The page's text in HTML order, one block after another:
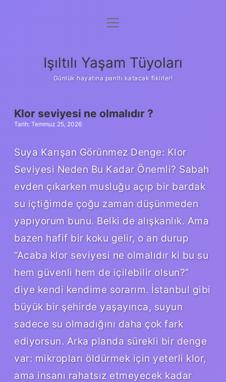
Anasayfa
Yasal Uyarı
menüyü
Işıltılı Yaşam Tüyoları
Günlük hayatına parıltı katacak fikirler!
IŞILTILI
TÜYOLARI
YAZILAR
Klor seviyesi ne olmalıdır ?
Tarih: Temmuz 25, 2026
Suya Karışan Görünmez Denge: Klor
Seviyesi Neden Bu Kadar Önemli? Sabah
evden çıkarken musluğu açıp bir bardak
su içtiğimde çoğu zaman düşünmeden
yapıyorum bunu. Belki de alışkanlık. Ama
bazen hafif bir koku gelir, o an durup
“Acaba klor seviyesi ne olmalıdır ki bu su
hem güvenli hem de içilebilir olsun?”
diye kendi kendime sorarım. İstanbul gibi
büyük bir şehirde yaşayınca, suyun
sadece su olmadığını daha çok fark
ediyorsun. Arka planda sürekli bir denge
var: mikropları öldürmek için yeterli klor,
ama insanı rahatsız etmeyecek kadar